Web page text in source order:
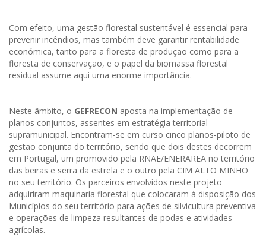
Com efeito, uma gestão florestal sustentável é essencial para
prevenir incêndios, mas também deve garantir rentabilidade
económica, tanto para a floresta de produção como para a
floresta de conservação, e o papel da biomassa florestal
residual assume aqui uma enorme importância.
Neste âmbito, o GEFRECON aposta na implementação de
planos conjuntos, assentes em estratégia territorial
supramunicipal. Encontram-se em curso cinco planos-piloto de
gestão conjunta do território, sendo que dois destes decorrem
em Portugal, um promovido pela RNAE/ENERAREA no território
das beiras e serra da estrela e o outro pela CIM ALTO MINHO
no seu território. Os parceiros envolvidos neste projeto
adquiriram maquinaria florestal que colocaram à disposição dos
Municípios do seu território para ações de silvicultura preventiva
e operações de limpeza resultantes de podas e atividades
agrícolas.